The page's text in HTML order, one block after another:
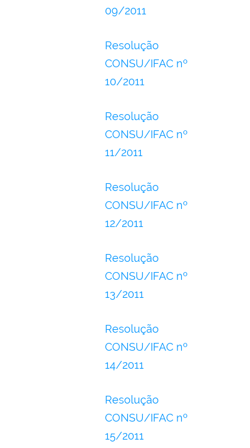
09/2011
Resolução
CONSU/IFAC nº
10/2011
Resolução
CONSU/IFAC nº
11/2011
Resolução
CONSU/IFAC nº
12/2011
Resolução
CONSU/IFAC nº
13/2011
Resolução
CONSU/IFAC nº
14/2011
Resolução
CONSU/IFAC nº
15/2011